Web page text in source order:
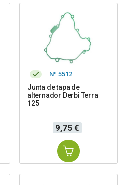
Nº 5512
Junta de tapa de
alternador Derbi Terra
125
Precio
9,75 €